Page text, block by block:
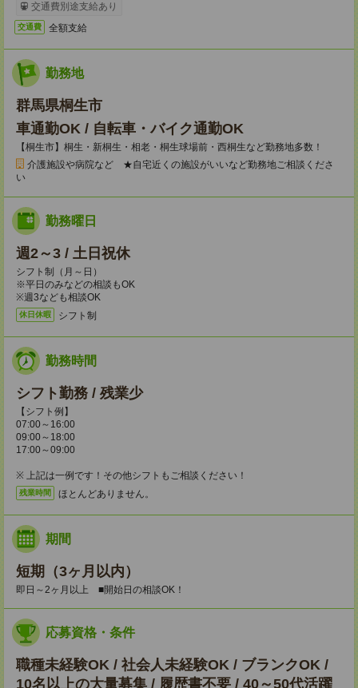
交通費別途支給あり
交通費 全額支給
勤務地
群馬県桐生市
車通勤OK / 自転車・バイク通勤OK
【桐生市】桐生・新桐生・相老・桐生球場前・西桐生など勤務地多数！
介護施設や病院など ★自宅近くの施設がいいなど勤務地ご相談くださ
い
勤務曜日
週2～3 / 土日祝休
シフト制（月～日）
※平日のみなどの相談もOK
※週3なども相談OK
休日休暇 シフト制
勤務時間
シフト勤務 / 残業少
【シフト例】
07:00～16:00
09:00～18:00
17:00～09:00
※ 上記は一例です！その他シフトもご相談ください！
残業時間 ほとんどありません。
期間
短期（3ヶ月以内）
即日～2ヶ月以上 ■開始日の相談OK！
応募資格・条件
職種未経験OK / 社会人未経験OK / ブランクOK /
10名以上の大量募集 / 履歴書不要 / 40～50代活躍